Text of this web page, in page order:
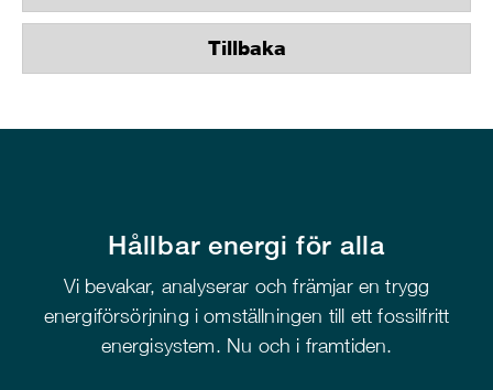
Tillbaka
Hållbar energi för alla
Vi bevakar, analyserar och främjar en trygg
energiförsörjning i omställningen till ett fossilfritt
energisystem. Nu och i framtiden.